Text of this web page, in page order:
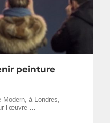
peinture
à Londres,
l’œuvre …